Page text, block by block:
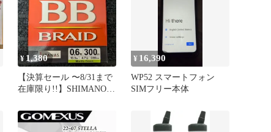
ストバイク用 フィクスド
トラック 1.29×24TPI対応
¥1,380
【決算セール 〜8/31まで
在庫限り!!】SHIMANO
イド BB BRAID 0.6号
300m マンティスグリー
¥ 16,390
WP52 スマートフォン
SIMフリー本体